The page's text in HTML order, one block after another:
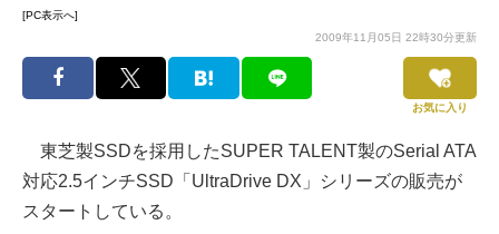
[PC表示へ]
2009年11月05日 22時30分更新
お気に入り
東芝製SSDを採用したSUPER TALENT製のSerial ATA
対応2.5インチSSD「UltraDrive DX」シリーズの販売が
スタートしている。